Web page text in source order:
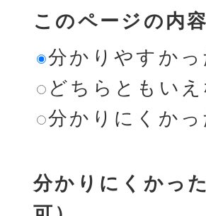
このページの内
分かりやすかっ
どちらともいえ
分かりにくかっ
分かりにくかっ